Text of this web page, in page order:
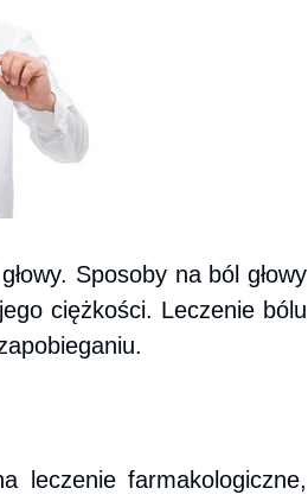
Sposoby na ból głowy
ciężkości. Leczenie bólu
leczenie farmakologiczne,